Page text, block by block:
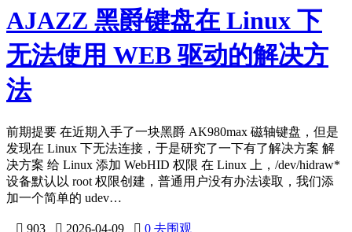
AJAZZ 黑爵键盘在 Linux 下
无法使用 WEB 驱动的解决方
法
前期提要 在近期入手了一块黑爵 AK980max 磁轴键盘，但是
发现在 Linux 下无法连接，于是研究了一下有了解决方案 解
决方案 给 Linux 添加 WebHID 权限 在 Linux 上，/dev/hidraw*
设备默认以 root 权限创建，普通用户没有办法读取，我们添
加一个简单的 udev…
 903  2026-04-09  0 去围观